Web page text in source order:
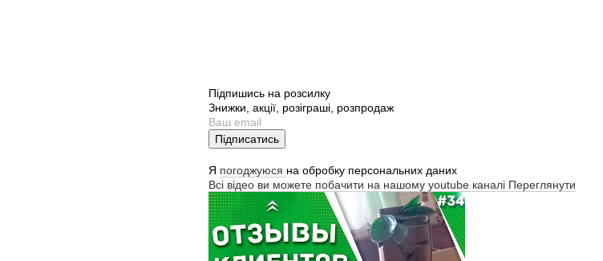
Підпишись на розсилку
Знижки, акції, розіграші, розпродаж
Підписатись
Я погоджуюся на обробку персональних даних
Всі відео ви можете побачити на нашому youtube каналі Переглянути